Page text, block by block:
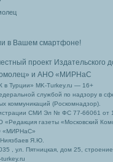
в Вашем смартфоне!
проект Издательского
и АНО «МИРНаС
в Турции» MK-Turkey.ru — 16+
службой по надзору в
коммуникаций (Роскомнадзор).
СМИ Эл № ФС 77-66061 от
газеты «Московский
«МИРНаС»
Я.Ю.
, ул. Пятницкая, дом 25,